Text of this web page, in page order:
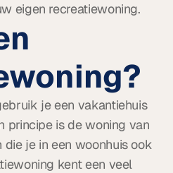
eigen recreatiewoning.
je een vakantiehuis
principe is de woning van
je in een woonhuis ook
kent een veel